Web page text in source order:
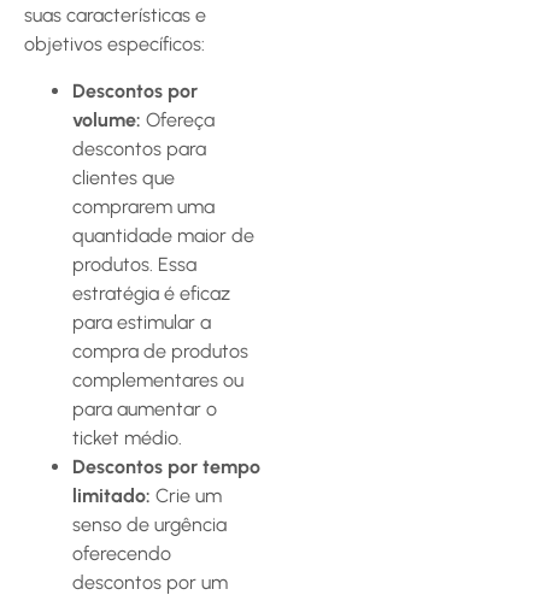
suas características e
objetivos específicos:
Descontos por
volume: Ofereça
descontos para
clientes que
comprarem uma
quantidade maior de
produtos. Essa
estratégia é eficaz
para estimular a
compra de produtos
complementares ou
para aumentar o
ticket médio.
Descontos por tempo
limitado: Crie um
senso de urgência
oferecendo
descontos por um